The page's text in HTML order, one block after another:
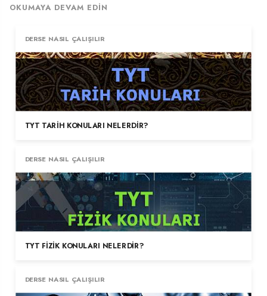
OKUMAYA DEVAM EDIN
DERSE NASIL ÇALIŞILIR
TYT TARIH KONULARI NELERDIR?
DERSE NASIL ÇALIŞILIR
TYT FIZIK KONULARI NELERDIR?
DERSE NASIL ÇALIŞILIR